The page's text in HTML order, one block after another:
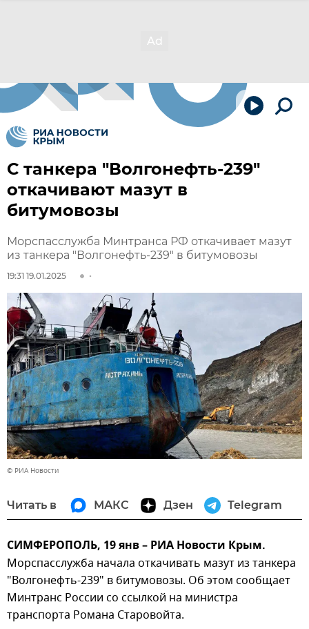
С танкера "Волгонефть-239"
откачивают мазут в
битумовозы
Морспасслужба Минтранса РФ откачивает мазут
из танкера "Волгонефть-239" в битумовозы
19:31 19.01.2025
© РИА Новости
Читать в МАКС Дзен Telegram
СИМФЕРОПОЛЬ, 19 янв – РИА Новости Крым.
Морспасслужба начала откачивать мазут из танкера
"Волгонефть-239" в битумовозы. Об этом сообщает
Минтранс России со ссылкой на министра
транспорта Романа Старовойта.